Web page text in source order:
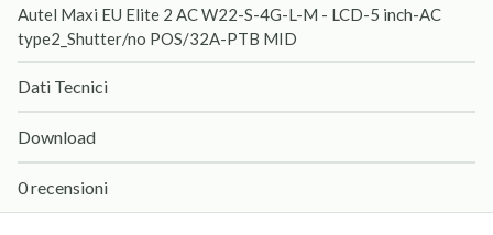
Autel Maxi EU Elite 2 AC W22-S-4G-L-M - LCD-5 inch-AC
type2_Shutter/no POS/32A-PTB MID
Dati Tecnici
Download
0 recensioni